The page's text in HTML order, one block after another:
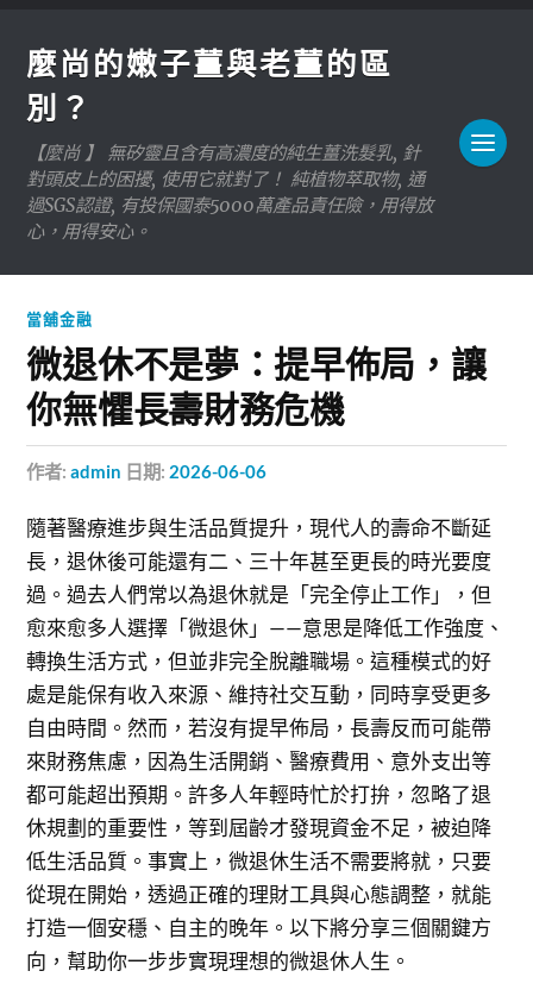
麼尚的嫩子薑與老薑的區
別？
【麼尚 】 無矽靈且含有高濃度的純生薑洗髮乳, 針
對頭皮上的困擾, 使用它就對了！ 純植物萃取物, 通
過SGS認證, 有投保國泰5000萬產品責任險，用得放
心，用得安心。
當舖金融
微退休不是夢：提早佈局，讓
你無懼長壽財務危機
作者:admin 日期: 2026-06-06
隨著醫療進步與生活品質提升，現代人的壽命不斷延
長，退休後可能還有二、三十年甚至更長的時光要度
過。過去人們常以為退休就是「完全停止工作」，但
愈來愈多人選擇「微退休」——意思是降低工作強度、
轉換生活方式，但並非完全脫離職場。這種模式的好
處是能保有收入來源、維持社交互動，同時享受更多
自由時間。然而，若沒有提早佈局，長壽反而可能帶
來財務焦慮，因為生活開銷、醫療費用、意外支出等
都可能超出預期。許多人年輕時忙於打拚，忽略了退
休規劃的重要性，等到屆齡才發現資金不足，被迫降
低生活品質。事實上，微退休生活不需要將就，只要
從現在開始，透過正確的理財工具與心態調整，就能
打造一個安穩、自主的晚年。以下將分享三個關鍵方
向，幫助你一步步實現理想的微退休人生。